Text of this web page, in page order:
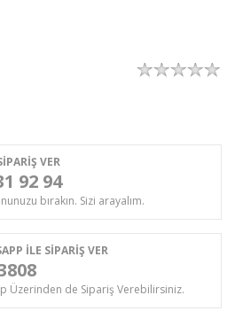
VER
92 94
bırakın. Sizi arayalım.
İLE SİPARİŞ VER
Üzerinden de Sipariş Verebilirsiniz.